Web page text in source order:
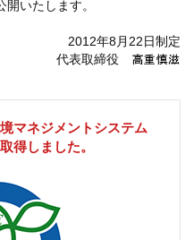
いたします。
2012年8月22日制定
代表取締役
マネジメントシステム
得しました。